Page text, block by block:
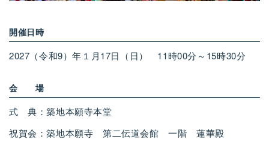
開催日時
2027（令和9）年１月17日 （ 日） 11時00分～ 15時30分
会 場
式
典：築地本願寺本堂
祝賀会：築地本願寺 第二伝道会館 一階 蓮華殿